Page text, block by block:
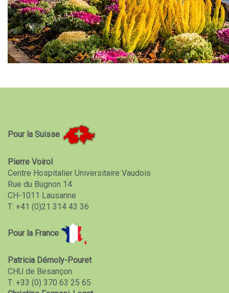
Pour la Suisse
Pierre Voirol
Centre Hospitalier Universitaire Vaudois
Rue du Bugnon 14
CH-1011 Lausanne
T: +41 (0)21 314 43 36
Pour la France
Patricia Démoly-Pouret
CHU de Besançon
T: +33 (0) 370 63 25 65